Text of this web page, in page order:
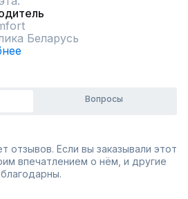
Беларусь
Вопросы
отзывов. Если вы заказывали этот
впечатлением о нём, и другие